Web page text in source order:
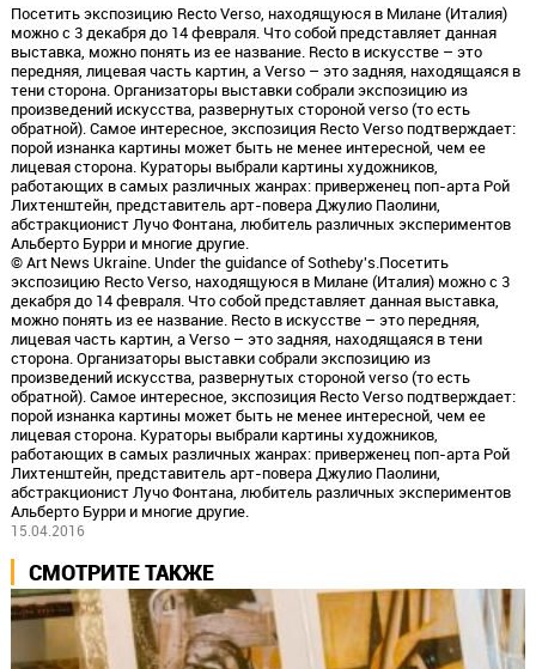
Посетить экспозицию Recto Verso, находящуюся в Милане (Италия)
можно с 3 декабря до 14 февраля. Что собой представляет данная
выставка, можно понять из ее название. Recto в искусстве – это
передняя, лицевая часть картин, а Verso – это задняя, находящаяся в
тени сторона. Организаторы выставки собрали экспозицию из
произведений искусства, развернутых стороной verso (то есть
обратной). Самое интересное, экспозиция Recto Verso подтверждает:
порой изнанка картины может быть не менее интересной, чем ее
лицевая сторона. Кураторы выбрали картины художников,
работающих в самых различных жанрах: приверженец поп-арта Рой
Лихтенштейн, представитель арт-повера Джулио Паолини,
абстракционист Лучо Фонтана, любитель различных экспериментов
Альберто Бурри и многие другие.
© Art News Ukraine. Under the guidance of Sotheby's.Посетить
экспозицию Recto Verso, находящуюся в Милане (Италия) можно с 3
декабря до 14 февраля. Что собой представляет данная выставка,
можно понять из ее название. Recto в искусстве – это передняя,
лицевая часть картин, а Verso – это задняя, находящаяся в тени
сторона. Организаторы выставки собрали экспозицию из
произведений искусства, развернутых стороной verso (то есть
обратной). Самое интересное, экспозиция Recto Verso подтверждает:
порой изнанка картины может быть не менее интересной, чем ее
лицевая сторона. Кураторы выбрали картины художников,
работающих в самых различных жанрах: приверженец поп-арта Рой
Лихтенштейн, представитель арт-повера Джулио Паолини,
абстракционист Лучо Фонтана, любитель различных экспериментов
Альберто Бурри и многие другие.
15.04.2016
СМОТРИТЕ ТАКЖЕ